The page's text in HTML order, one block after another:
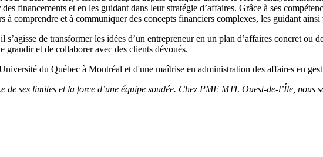
financements et en les guidant dans leur stratégie d’affaires. Grâce à ses
à comprendre et à communiquer des concepts financiers complexes, les guidant ainsi
de transformer les idées d’un entrepreneur en un plan d’affaires concret ou
grandir et de collaborer avec des clients dévoués.
du Québec à Montréal et d'une maîtrise en administration des affaires en
de ses limites et la force d’une équipe soudée. Chez PME MTL Ouest-de-l’Île,